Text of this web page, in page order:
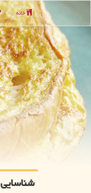
خانه
شناسایی ۹۷۷۵ بیمار جدید کرونا در کشور